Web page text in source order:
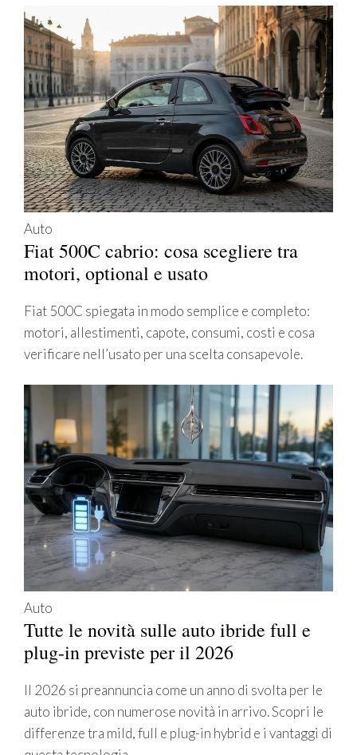
Auto
Fiat 500C cabrio: cosa scegliere tra
motori, optional e usato
Fiat 500C spiegata in modo semplice e completo:
motori, allestimenti, capote, consumi, costi e cosa
verificare nell’usato per una scelta consapevole.
Auto
Tutte le novità sulle auto ibride full e
plug-in previste per il 2026
Il 2026 si preannuncia come un anno di svolta per le
auto ibride, con numerose novità in arrivo. Scopri le
differenze tra mild, full e plug-in hybrid e i vantaggi di